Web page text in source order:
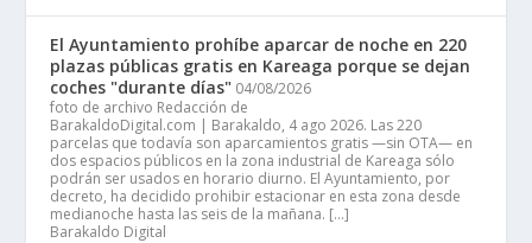
El Ayuntamiento prohíbe aparcar de noche en 220
plazas públicas gratis en Kareaga porque se dejan
coches "durante días" 04/08/2026
foto de archivo Redacción de
BarakaldoDigital.com | Barakaldo, 4 ago 2026. Las 220
parcelas que todavía son aparcamientos gratis —sin OTA— en
dos espacios públicos en la zona industrial de Kareaga sólo
podrán ser usados en horario diurno. El Ayuntamiento, por
decreto, ha decidido prohibir estacionar en esta zona desde
medianoche hasta las seis de la mañana. […]
Barakaldo Digital